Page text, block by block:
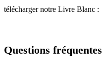
télécharger notre Livre Blanc :
Questions fréquentes